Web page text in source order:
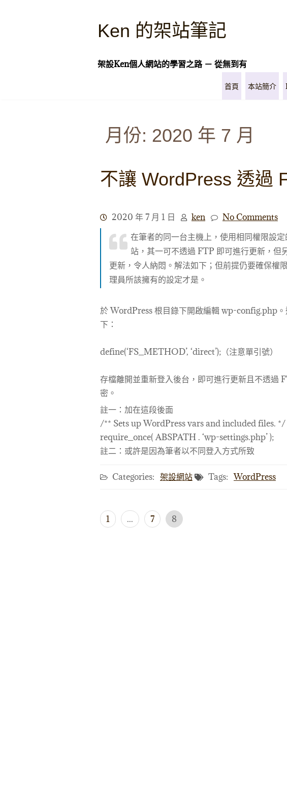
Ken 的架站筆記
架設Ken個人網站的學習之路 － 從無到有
首頁 本站簡介
月份: 2020 年 7 月
不讓 WordPress 透過
2020 年 7 月 1 日 ken
No Comments
在筆者的同一台主機上，使用相同權限設
站，其一可不透過 FTP 即可進行更新，但
更新，令人納悶。解法如下；但前提仍要確保權
理員所該擁有的設定才是。
於 WordPress 根目錄下開啟編輯 wp-config.php
下：
define(‘FS_METHOD’, ‘direct’);（注意單引號）
存檔離開並重新登入後台，即可進行更新且不透過
密。
註一：加在這段後面
/** Sets up WordPress vars and included files. */
require_once( ABSPATH . ‘wp-settings.php’ );
註二：或許是因為筆者以不同登入方式所致
Categories: 架設網站 Tags: WordPress
文
1 ... 7 8